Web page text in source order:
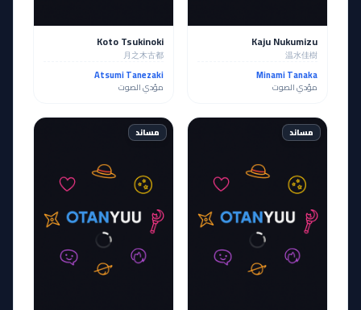
Kaju Nukumizu
温水佳樹
Minami Tanaka
مؤدي الصوت
Koto Tsukinoki
月之木古都
Atsumi Tanezaki
مؤدي الصوت
مساند مساند